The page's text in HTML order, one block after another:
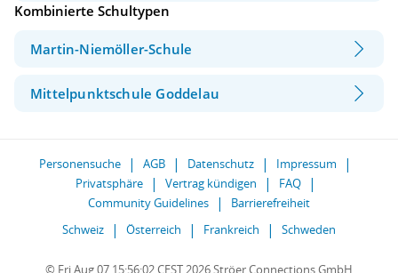
Kombinierte Schultypen
Martin-Niemöller-Schule
Mittelpunktschule Goddelau
Personensuche AGB Datenschutz
Impressum
Privatsphäre
Vertrag kündigen
FAQ
Community Guidelines
Barrierefreiheit
Schweiz
Österreich Frankreich Schweden
© Fri Aug 07 15:56:02 CEST 2026 Ströer Connections GmbH